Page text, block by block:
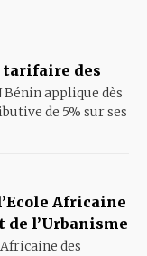
des
Bénin applique dès
de 5% sur ses
Africaine
de l’Urbanisme
des